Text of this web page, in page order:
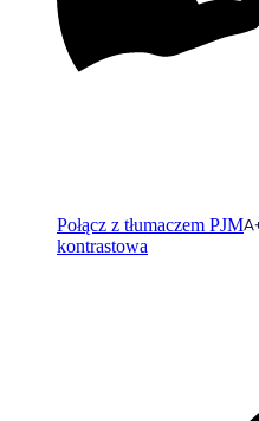
Połącz z tłumaczem PJM
kontrastowa